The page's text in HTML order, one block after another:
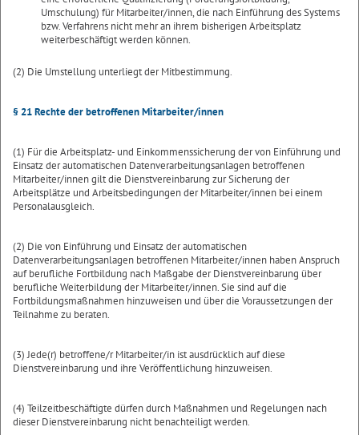
Umschulung) für Mitarbeiter/innen, die nach Einführung des Systems
bzw. Verfahrens nicht mehr an ihrem bisherigen Arbeitsplatz
weiterbeschäftigt werden können.
(2) Die Umstellung unterliegt der Mitbestimmung.
§ 21 Rechte der betroffenen Mitarbeiter/innen
(1) Für die Arbeitsplatz- und Einkommenssicherung der von Einführung und
Einsatz der automatischen Datenverarbeitungsanlagen betroffenen
Mitarbeiter/innen gilt die Dienstvereinbarung zur Sicherung der
Arbeitsplätze und Arbeitsbedingungen der Mitarbeiter/innen bei einem
Personalausgleich.
(2) Die von Einführung und Einsatz der automatischen
Datenverarbeitungsanlagen betroffenen Mitarbeiter/innen haben Anspruch
auf berufliche Fortbildung nach Maßgabe der Dienstvereinbarung über
berufliche Weiterbildung der Mitarbeiter/innen. Sie sind auf die
Fortbildungsmaßnahmen hinzuweisen und über die Voraussetzungen der
Teilnahme zu beraten.
(3) Jede(r) betroffene/r Mitarbeiter/in ist ausdrücklich auf diese
Dienstvereinbarung und ihre Veröffentlichung hinzuweisen.
(4) Teilzeitbeschäftigte dürfen durch Maßnahmen und Regelungen nach
dieser Dienstvereinbarung nicht benachteiligt werden.